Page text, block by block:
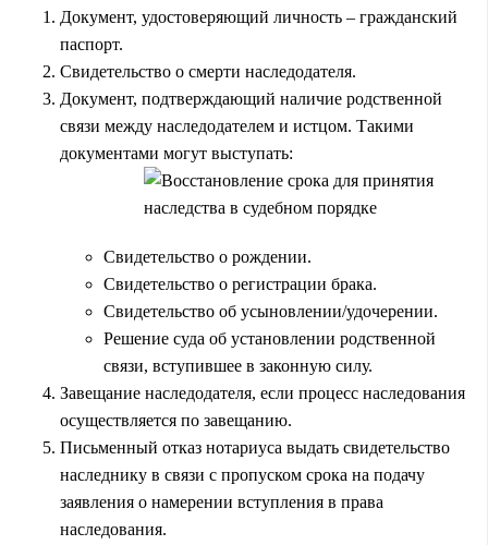
Документ, удостоверяющий личность – гражданский
паспорт.
Свидетельство о смерти наследодателя.
Документ, подтверждающий наличие родственной
связи между наследодателем и истцом. Такими
документами могут выступать:
Свидетельство о рождении.
Свидетельство о регистрации брака.
Свидетельство об усыновлении/удочерении.
Решение суда об установлении родственной
связи, вступившее в законную силу.
Завещание наследодателя, если процесс наследования
осуществляется по завещанию.
Письменный отказ нотариуса выдать свидетельство
наследнику в связи с пропуском срока на подачу
заявления о намерении вступления в права
наследования.